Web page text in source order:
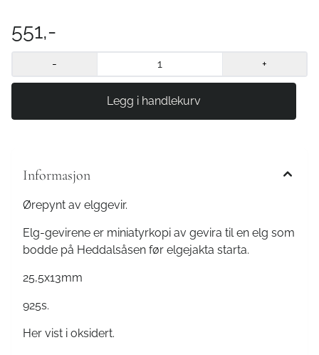
551,-
- +
Informasjon
Ørepynt av elggevir.
Elg-gevirene er miniatyrkopi av gevira til en elg som
bodde på Heddalsåsen før elgejakta starta.
25,5x13mm
925s.
Her vist i oksidert.